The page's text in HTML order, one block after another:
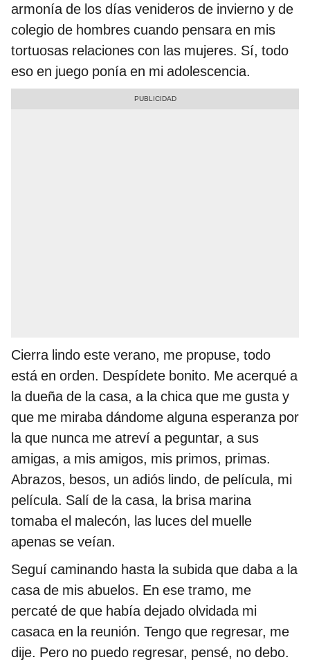
armonía de los días venideros de invierno y de
colegio de hombres cuando pensara en mis
tortuosas relaciones con las mujeres. Sí, todo
eso en juego ponía en mi adolescencia.
Cierra lindo este verano, me propuse, todo
está en orden. Despídete bonito. Me acerqué a
la dueña de la casa, a la chica que me gusta y
que me miraba dándome alguna esperanza por
la que nunca me atreví a peguntar, a sus
amigas, a mis amigos, mis primos, primas.
Abrazos, besos, un adiós lindo, de película, mi
película. Salí de la casa, la brisa marina
tomaba el malecón, las luces del muelle
apenas se veían.
Seguí caminando hasta la subida que daba a la
casa de mis abuelos. En ese tramo, me
percaté de que había dejado olvidada mi
casaca en la reunión. Tengo que regresar, me
dije. Pero no puedo regresar, pensé, no debo.